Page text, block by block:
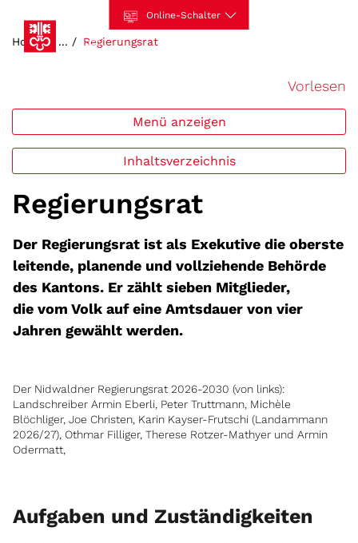
zur Startseite
Direkt zur Hauptnavigation
Direkt zum Inhalt
Direkt zur Suche
Direkt zum Stichwortverzeichnis
Kopfzeile
zur Startseite
Online-Schalter
Hauptinhalt
Home Regierungsrat(ausgewählt)
Vorlesen
Menü anzeigen
Inhaltsverzeichnis
Regierungsrat
Der Regierungsrat ist als Exekutive die oberste
leitende, planende und vollziehende Behörde
des Kantons. Er zählt sieben Mitglieder,
die vom Volk auf eine Amtsdauer von vier
Jahren gewählt werden.
Der Nidwaldner Regierungsrat 2026-2030 (von links):
Landschreiber Armin Eberli, Peter Truttmann, Michèle
Blöchliger, Joe Christen, Karin Kayser-Frutschi (Landammann
2026/27), Othmar Filliger, Therese Rotzer-Mathyer und Armin
Odermatt,
Aufgaben und Zuständigkeiten